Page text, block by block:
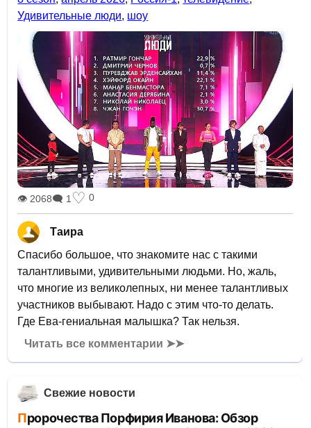
Удивительные люди, шоу
👁 2068🗨 1 ♡ 0
Таира
Спасибо большое, что знакомите нас с такими
талантливыми, удивительными людьми. Но, жаль,
что многие из великолепных, ни менее талантливых
участников выбывают. Надо с этим что-то делать.
Где Ева-гениальная малышка? Так нельзя.
Читать все комментарии ➤➤
Свежие новости
Пророчества Порфирия Иванова: Обзор